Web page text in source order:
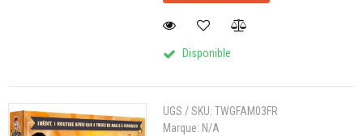
Disponible
UGS / SKU:TWGFAM03FR
Marque: N/A